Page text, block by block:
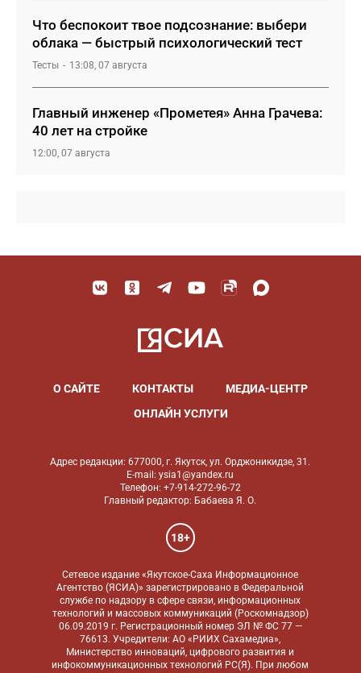
Что беспокоит твое подсознание: выбери
облака — быстрый психологический тест
Тесты 13:08, 07 августа
Главный инженер «Прометея» Анна Грачева:
40 лет на стройке
12:00, 07 августа
О САЙТЕ КОНТАКТЫ
МЕДИА-ЦЕНТР
ОНЛАЙН УСЛУГИ
Адрес редакции: 677000, г. Якутск, ул. Орджоникидзе, 31.
E-mail: ysia1@yandex.ru
Телефон: +7-914-272-96-72
Главный редактор: Бабаева Я. О.
18+
Сетевое издание «Якутское-Саха Информационное
Агентство (ЯСИА)» зарегистрировано в Федеральной
службе по надзору в сфере связи, информационных
технологий и массовых коммуникаций (Роскомнадзор)
06.09.2019 г. Регистрационный номер ЭЛ № ФС 77 —
76613. Учредители: АО «РИИХ Сахамедиа»,
Министерство инноваций, цифрового развития и
инфокоммуникационных технологий РС(Я). При любом